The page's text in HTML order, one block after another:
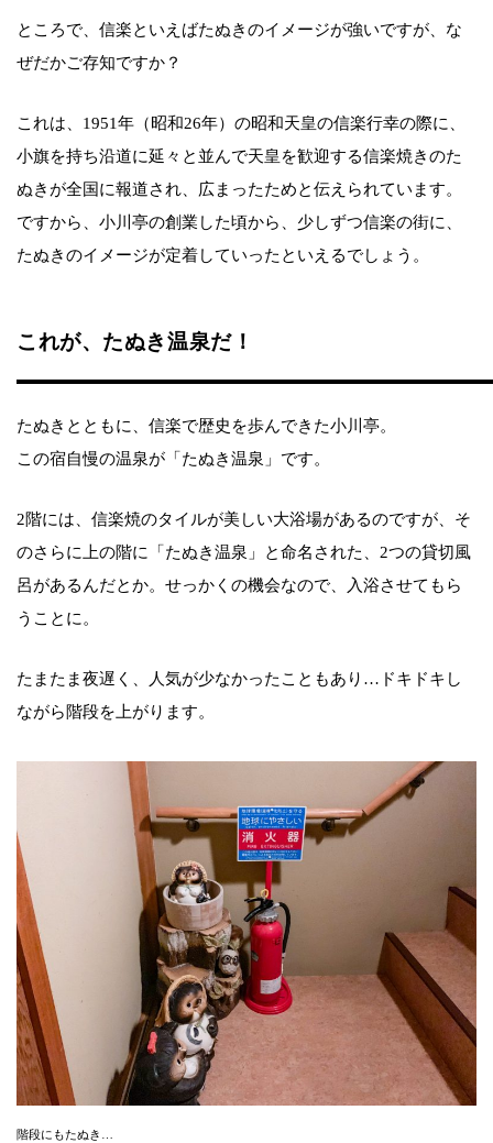
ところで、信楽といえばたぬきのイメージが強いですが、な
ぜだかご存知ですか？
これは、1951年（昭和26年）の昭和天皇の信楽行幸の際に、
小旗を持ち沿道に延々と並んで天皇を歓迎する信楽焼きのた
ぬきが全国に報道され、広まったためと伝えられています。
ですから、小川亭の創業した頃から、少しずつ信楽の街に、
たぬきのイメージが定着していったといえるでしょう。
これが、たぬき温泉だ！
たぬきとともに、信楽で歴史を歩んできた小川亭。
この宿自慢の温泉が「たぬき温泉」です。
2階には、信楽焼のタイルが美しい大浴場があるのですが、そ
のさらに上の階に「たぬき温泉」と命名された、2つの貸切風
呂があるんだとか。せっかくの機会なので、入浴させてもら
うことに。
たまたま夜遅く、人気が少なかったこともあり…ドキドキし
ながら階段を上がります。
階段にもたぬき…